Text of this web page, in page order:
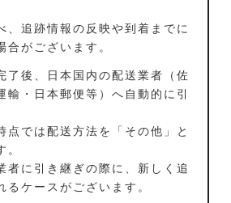
、追跡情報の反映や到着までに
合がございます。
了後、日本国内の配送業者（佐
輸・日本郵便等）へ自動的に引
点では配送方法を「その他」と
。
者に引き継ぎの際に、新しく追
るケースがございます。